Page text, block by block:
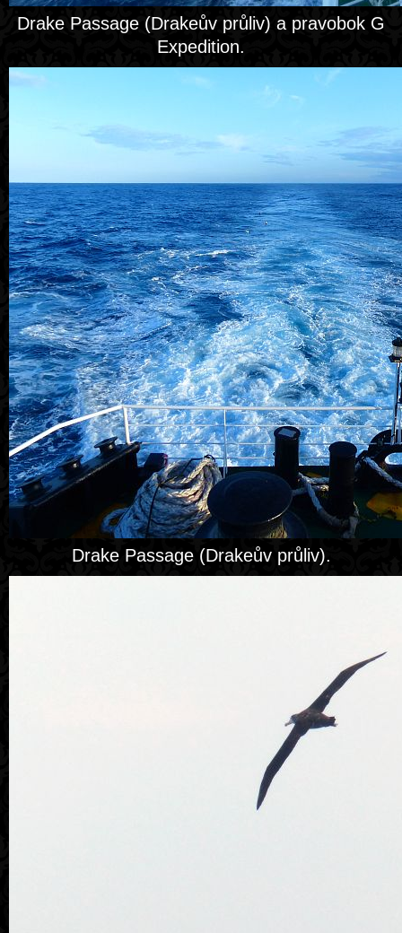
Drake Passage (Drakeův průliv) a pravobok G
Expedition.
Drake Passage (Drakeův průliv).